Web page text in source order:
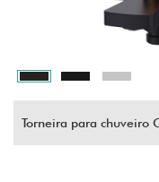
Torneira para chuveiro